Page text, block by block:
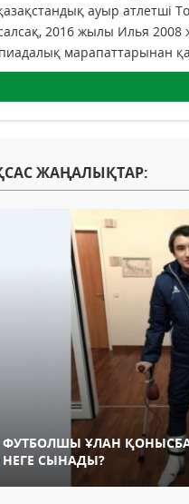
ауыр атлетші
2016 жылы Илья
марапаттарынан
ЖАҢАЛЫҚТАР:
ФУТБОЛШЫ ҰЛАН
НЕГЕ СЫНАДЫ?